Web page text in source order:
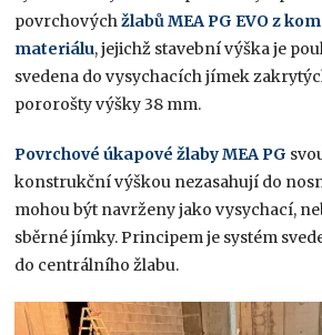
povrchovýchžlabů MEA PG EVO z
materiálu, jejichž stavební výška je
svedena do vysychacích jímek
pororošty výšky 38 mm.
Povrchové úkapové žlaby MEA PG
konstrukční výškou nezasahují do
mohou být navrženy jako vysychací,
sběrné jímky. Principem je systém
do centrálního žlabu.